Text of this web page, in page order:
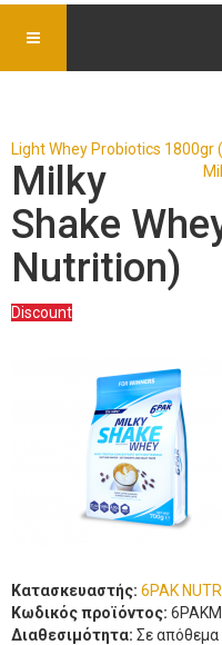
Light Whey Probiotics 1800gr
Milky
Shake
Nutrition)
Discount
Κατασκευαστής: 6PAK
Κωδικός προϊόντος:
Διαθεσιμότητα: Σε απόθεμα